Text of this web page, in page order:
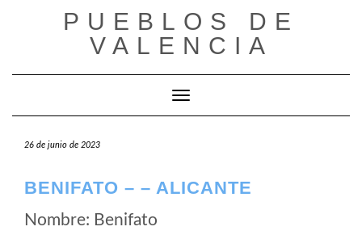
PUEBLOS DE
VALENCIA
Cambiar modo de navegación
26 de junio de 2023
BENIFATO – – ALICANTE
Nombre: Benifato